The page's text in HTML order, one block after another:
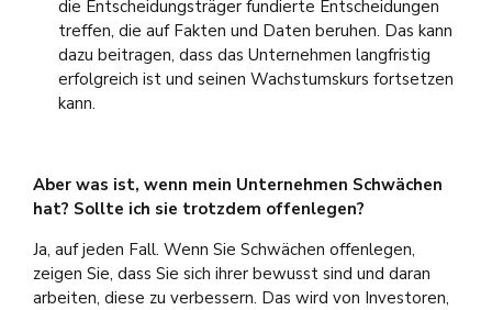
die Entscheidungsträger fundierte Entscheidungen
treffen, die auf Fakten und Daten beruhen. Das kann
dazu beitragen, dass das Unternehmen langfristig
erfolgreich ist und seinen Wachstumskurs fortsetzen
kann.
Aber was ist, wenn mein Unternehmen Schwächen
hat? Sollte ich sie trotzdem offenlegen?
Ja, auf jeden Fall. Wenn Sie Schwächen offenlegen,
zeigen Sie, dass Sie sich ihrer bewusst sind und daran
arbeiten, diese zu verbessern. Das wird von Investoren,